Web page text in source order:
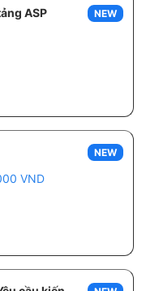
NEW
ASP
NEW
VND